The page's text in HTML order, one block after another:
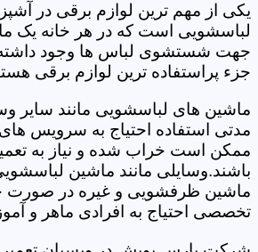
یکی از مهم ترین لوازم برقی در
لباسشویی است که در هر خانه یک
جهت شستشوی لباس ها وجود داشته
جزء پراستفاده ترین لوازم برقی
ماشین های لباسشویی مانند سایر
مدتی استفاده احتیاج به سرویس
ممکن است خراب شده و نیاز به
باشند.وسایلی مانند ماشین
ماشین ظرفشویی و غیره در صورت
تخصصی احتیاج به افرادی ماهر و